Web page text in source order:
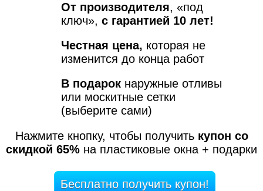
От производителя, «под
ключ», с гарантией 10 лет!
Честная цена, которая не
изменится до конца работ
В подарок наружные отливы
или москитные сетки
(выберите сами)
Нажмите кнопку, чтобы получить купон со
скидкой 65% на пластиковые окна + подарки
Бесплатно получить купон!